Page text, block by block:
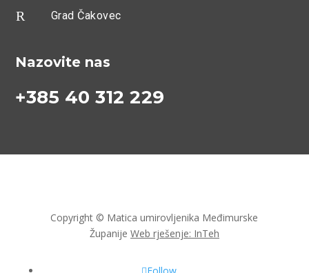
R Grad Čakovec
Nazovite nas
+385 40 312 229
Copyright © Matica umirovljenika Međimurske
Županije Web rješenje: InTeh